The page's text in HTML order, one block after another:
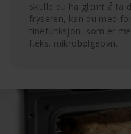
Skulle du ha glemt å ta
fryseren, kan du med
tinefunksjon, som er
f.eks. mikrobølgeovn.